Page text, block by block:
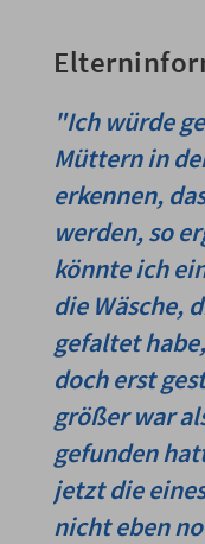
"Ich würde
Müttern in
erkennen,
werden, so
könnte ich
die Wäsche,
gefaltet
doch erst
größer war
gefunden
jetzt die
nicht eben